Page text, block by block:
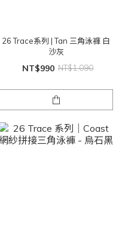
26 Trace系列 | Tan 三角泳褲 白
沙灰
NT$990 NT$1,090